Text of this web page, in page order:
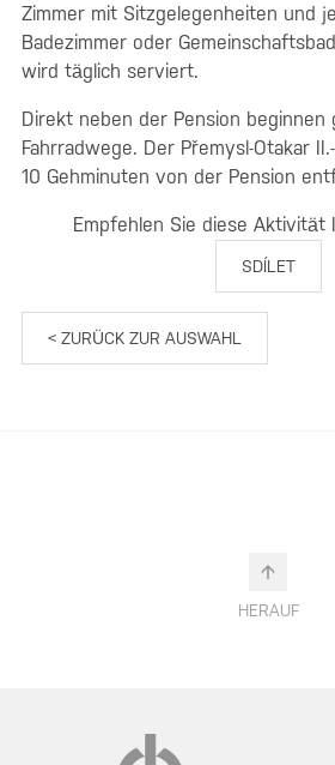
Zimmer mit Sitzgelegenheiten und
Badezimmer oder
wird täglich serviert.
Direkt neben der Pension beginnen
Fahrradwege. Der Přemysl-Otakar
10 Gehminuten von der Pension
Empfehlen Sie diese Aktivität
SDÍLET
< ZURÜCK ZUR AUSWAHL
HERAUF